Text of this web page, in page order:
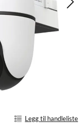
Legg til handleliste